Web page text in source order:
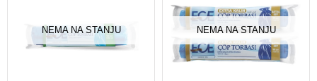
NEMA NA STANJU NEMA NA STANJU